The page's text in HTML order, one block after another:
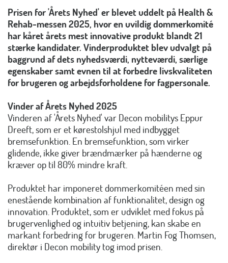
Prisen for 'Årets Nyhed' er blevet uddelt på Health &
Rehab-messen 2025, hvor en uvildig dommerkomité
har kåret årets mest innovative produkt blandt 21
stærke kandidater. Vinderproduktet blev udvalgt på
baggrund af dets nyhedsværdi, nytteværdi, særlige
egenskaber samt evnen til at forbedre livskvaliteten
for brugeren og arbejdsforholdene for fagpersonale.
Vinder af Årets Nyhed 2025
Vinderen af 'Årets Nyhed' var Decon mobilitys Eppur
Dreeft, som er et kørestolshjul med indbygget
bremsefunktion. En bremsefunktion, som virker
glidende, ikke giver brændmærker på hænderne og
kræver op til 80% mindre kraft.
Produktet har imponeret dommerkomitéen med sin
enestående kombination af funktionalitet, design og
innovation. Produktet, som er udviklet med fokus på
brugervenlighed og intuitiv betjening, kan skabe en
markant forbedring for brugeren. Martin Fog Thomsen,
direktør i Decon mobility tog imod prisen.